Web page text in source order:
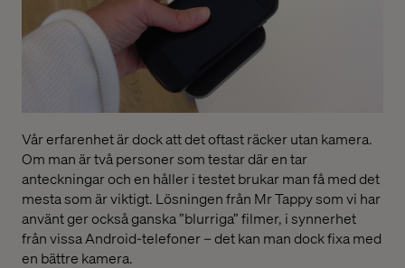
Vår erfarenhet är dock att det oftast räcker utan kamera.
Om man är två personer som testar där en tar
anteckningar och en håller i testet brukar man få med det
mesta som är viktigt. Lösningen från Mr Tappy som vi har
använt ger också ganska ”blurriga” filmer, i synnerhet
från vissa Android-telefoner – det kan man dock fixa med
en bättre kamera.